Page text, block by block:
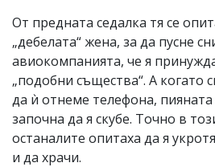
От предната седалка тя се
„дебелата“ жена, за да пусне
авиокомпанията, че я
„подобни същества“. А когато
да ѝ отнеме телефона, пияната
започна да я скубе. Точно в
останалите опитаха да я
и да храчи.